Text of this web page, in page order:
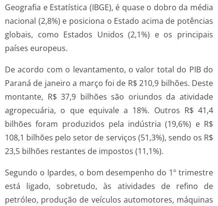
Geografia e Estatística (IBGE), é quase o dobro da média
nacional (2,8%) e posiciona o Estado acima de potências
globais, como Estados Unidos (2,1%) e os principais
países europeus.
De acordo com o levantamento, o valor total do PIB do
Paraná de janeiro a março foi de R$ 210,9 bilhões. Deste
montante, R$ 37,9 bilhões são oriundos da atividade
agropecuária, o que equivale a 18%. Outros R$ 41,4
bilhões foram produzidos pela indústria (19,6%) e R$
108,1 bilhões pelo setor de serviços (51,3%), sendo os R$
23,5 bilhões restantes de impostos (11,1%).
Segundo o Ipardes, o bom desempenho do 1º trimestre
está ligado, sobretudo, às atividades de refino de
petróleo, produção de veículos automotores, máquinas